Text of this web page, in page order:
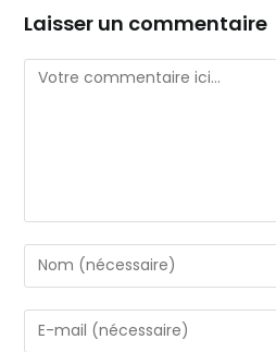
Laisser un commentaire